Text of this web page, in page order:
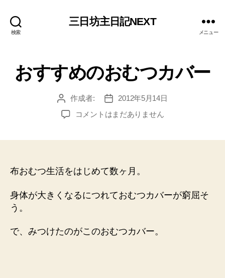
検索
三日坊主日記NEXT
メニュー
おすすめのおむつカバー
投
稿
者
作成者:
投
稿
日
2012年5月14日
お
お
つ
カ
へ
コメントはまだありません
布おむつ生活をはじめて数ヶ月。
身体が大きくなるにつれておむつカバーが窮屈そ
う。
で、みつけたのがこのおむつカバー。 